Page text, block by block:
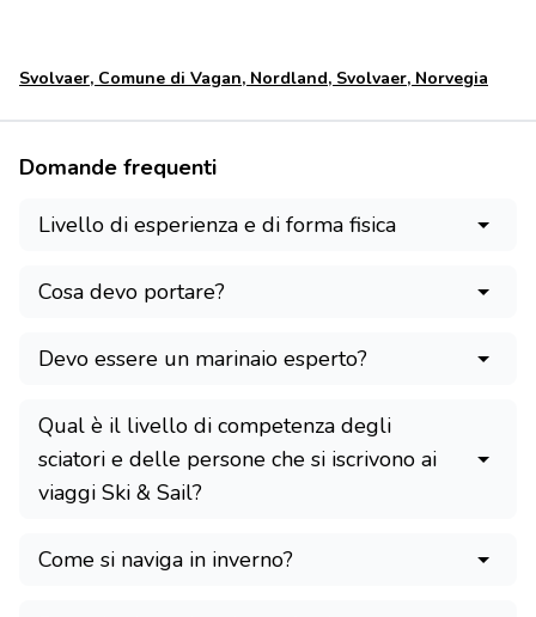
Svolvaer, Comune di Vagan, Nordland, Svolvaer, Norvegia
Domande frequenti
Livello di esperienza e di forma fisica
Cosa devo portare?
Devo essere un marinaio esperto?
Qual è il livello di competenza degli
sciatori e delle persone che si iscrivono ai
viaggi Ski & Sail?
Come si naviga in inverno?